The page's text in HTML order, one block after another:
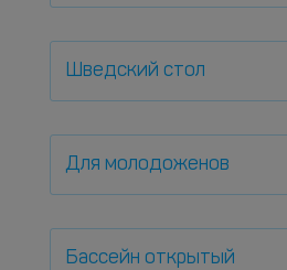
Шведский стол
Для молодоженов
Бассейн открытый